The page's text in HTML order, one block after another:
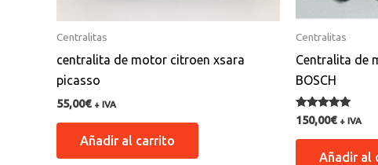
Centralitas
centralita de motor citroen xsara
picasso
55,00€ + IVA
Añadir al carrito
Centralitas
Centralita de
BOSCH
Valorado con
5.00
de 5
150,00€ + IVA
Añadir al